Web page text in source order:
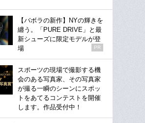
【バボラの新作】NYの輝きを
纏う。「PURE DRIVE」と最
新シューズに限定モデルが登
場
PR
スポーツの現場で撮影する機
会のある写真家、その写真家
が撮る一瞬のシーンにスポッ
トをあてるコンテストを開催
します。作品受付中！